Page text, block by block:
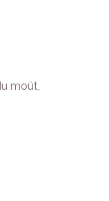
moût,